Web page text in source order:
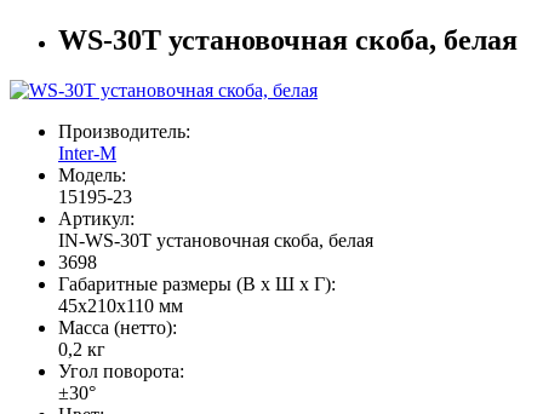
WS-30T установочная скоба, белая
Производитель:
Inter-M
Модель:
15195-23
Артикул:
IN-WS-30T установочная скоба, белая
3698
Габаритные размеры (В х Ш х Г):
45x210x110 мм
Масса (нетто):
0,2 кг
Угол поворота:
±30°